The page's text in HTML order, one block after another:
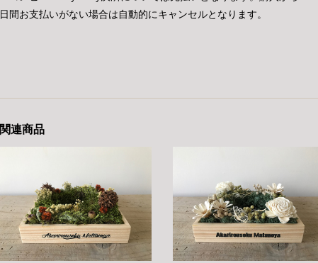
日間お支払いがない場合は自動的にキャンセルとなります。
関連商品